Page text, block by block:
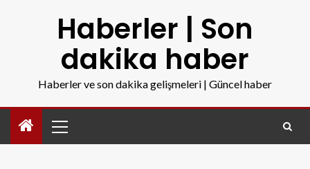
Haberler | Son
dakika haber
Haberler ve son dakika gelişmeleri | Güncel haber